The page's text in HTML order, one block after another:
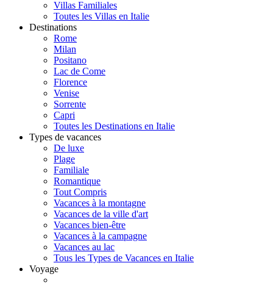
Villas Familiales
Toutes les Villas en Italie
Destinations
Rome
Milan
Positano
Lac de Come
Florence
Venise
Sorrente
Capri
Toutes les Destinations en Italie
Types de vacances
De luxe
Plage
Familiale
Romantique
Tout Compris
Vacances à la montagne
Vacances de la ville d'art
Vacances bien-être
Vacances à la campagne
Vacances au lac
Tous les Types de Vacances en Italie
Voyage